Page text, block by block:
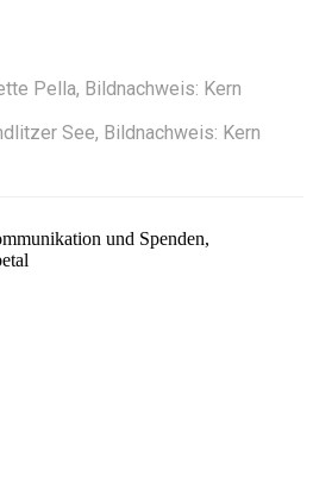
Pella, Bildnachweis: Kern
See, Bildnachweis: Kern
und Spenden,